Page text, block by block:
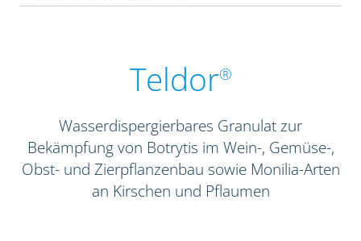
Teldor®
Wasserdispergierbares Granulat zur
Bekämpfung von Botrytis im Wein-, Gemüse-,
Obst- und Zierpflanzenbau sowie Monilia-Arten
an Kirschen und Pflaumen